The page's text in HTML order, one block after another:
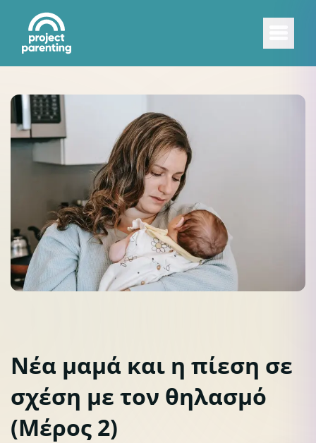
Θηλασμός
Νέα μαμά και η πίεση σε
σχέση με τον θηλασμό
(Μέρος 2)